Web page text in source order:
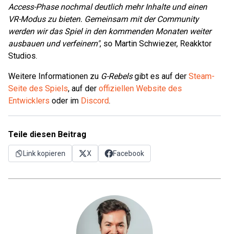
Access-Phase nochmal deutlich mehr Inhalte und einen
VR-Modus zu bieten. Gemeinsam mit der Community
werden wir das Spiel in den kommenden Monaten weiter
ausbauen und verfeinern", so Martin Schwiezer, Reakktor
Studios.
Weitere Informationen zu G-Rebelsgibt es auf der Steam-
Seite des Spiels, auf der offiziellen Website des
Entwicklers oder im Discord.
Teile diesen Beitrag
Link kopieren X Facebook